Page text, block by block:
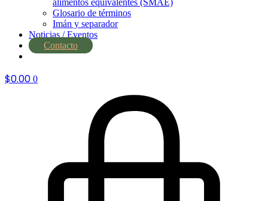
alimentos equivalentes (SMAE)
Glosario de términos
Imán y separador
Noticias / Eventos
Contacto
nutrial.ia
$0.00 0